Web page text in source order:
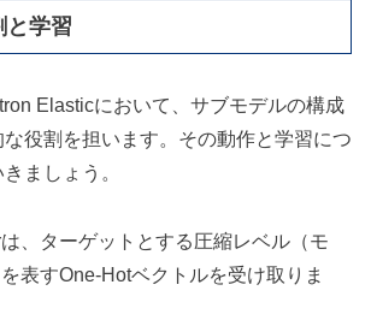
学習
Elasticにおいて、サブモデルの構成
役割を担います。その動作と学習につ
ましょう。
は、ターゲットとする圧縮レベル（モ
表すOne-Hotベクトルを受け取りま